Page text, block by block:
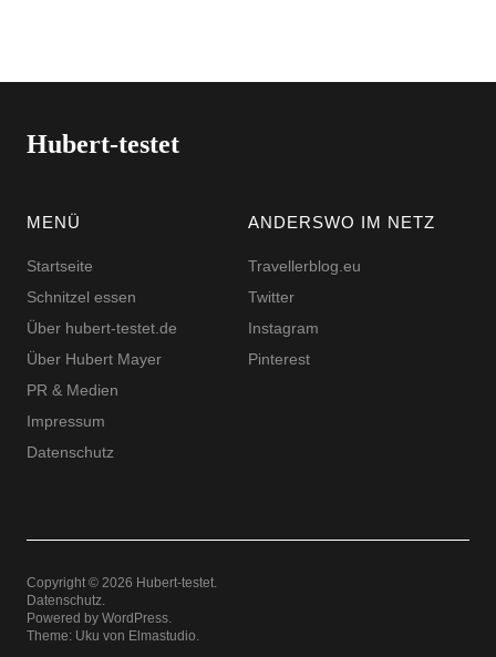
Hubert-testet
MENÜ
Startseite
Schnitzel essen
Über hubert-testet.de
Über Hubert Mayer
PR & Medien
Impressum
Datenschutz
ANDERSWO IM NETZ
Travellerblog.eu
Twitter
Instagram
Pinterest
Copyright © 2026 Hubert-testet
Datenschutz
Powered by WordPress
Theme: Uku von Elmastudio